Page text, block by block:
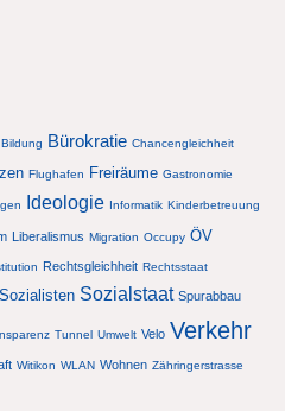
Bildung Bürokratie Chancengleichheit
Flughafen Freiräume Gastronomie
Ideologie Informatik Kinderbetreuung
Liberalismus Migration Occupy ÖV
Rechtsgleichheit Rechtsstaat
Sozialisten Sozialstaat Spurabbau
Tunnel Umwelt Velo Verkehr
Witikon WLAN Wohnen Zähringerstrasse